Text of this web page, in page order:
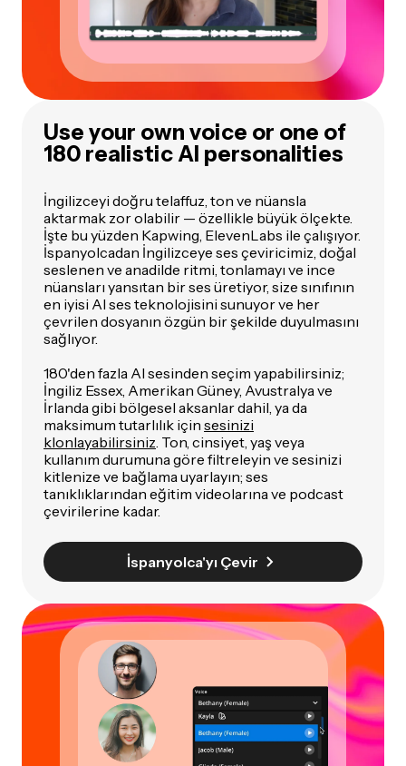
Use your own voice or one of
180 realistic AI personalities
İngilizceyi doğru telaffuz, ton ve nüansla
aktarmak zor olabilir — özellikle büyük ölçekte.
İşte bu yüzden Kapwing, ElevenLabs ile çalışıyor.
İspanyolcadan İngilizceye ses çeviricimiz, doğal
seslenen ve anadilde ritmi, tonlamayı ve ince
nüansları yansıtan bir ses üretiyor, size sınıfının
en iyisi AI ses teknolojisini sunuyor ve her
çevrilen dosyanın özgün bir şekilde duyulmasını
sağlıyor.
180'den fazla AI sesinden seçim yapabilirsiniz;
İngiliz Essex, Amerikan Güney, Avustralya ve
İrlanda gibi bölgesel aksanlar dahil, ya da
maksimum tutarlılık için sesinizi
klonlayabilirsiniz. Ton, cinsiyet, yaş veya
kullanım durumuna göre filtreleyin ve sesinizi
kitlenize ve bağlama uyarlayın; ses
tanıklıklarından eğitim videolarına ve podcast
çevirilerine kadar.
İspanyolca'yı Çevir